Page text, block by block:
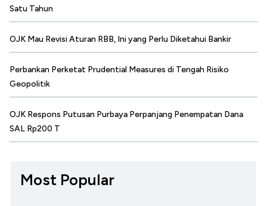
Satu Tahun
OJK Mau Revisi Aturan RBB, Ini yang Perlu Diketahui Bankir
Perbankan Perketat Prudential Measures di Tengah Risiko
Geopolitik
OJK Respons Putusan Purbaya Perpanjang Penempatan Dana
SAL Rp200 T
Most Popular